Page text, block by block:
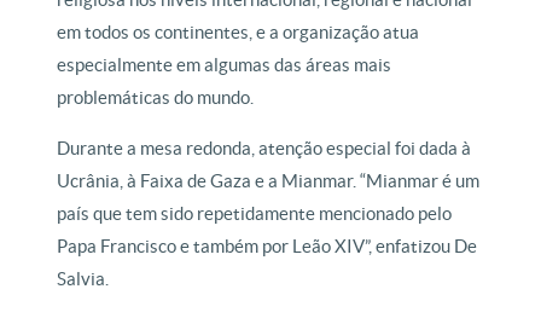
em todos os continentes, e a organização atua
especialmente em algumas das áreas mais
problemáticas do mundo.
Durante a mesa redonda, atenção especial foi dada à
Ucrânia, à Faixa de Gaza e a Mianmar. “Mianmar é um
país que tem sido repetidamente mencionado pelo
Papa Francisco e também por Leão XIV”, enfatizou De
Salvia.